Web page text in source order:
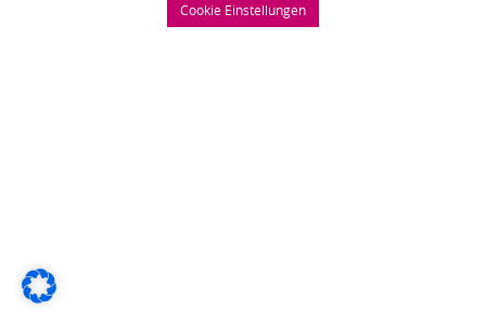
Cookie Einstellungen